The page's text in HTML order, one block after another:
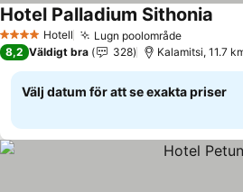
4 StjärnorHotell Lugn poolområdeSe priser
Hotel Palladium Sithonia
8,2 Väldigt bra 328 Kalamitsi, 11.7
Välj datum för att se exakta priser